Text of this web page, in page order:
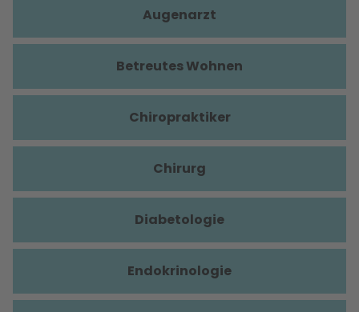
Augenarzt
Betreutes Wohnen
Chiropraktiker
Chirurg
Diabetologie
Endokrinologie